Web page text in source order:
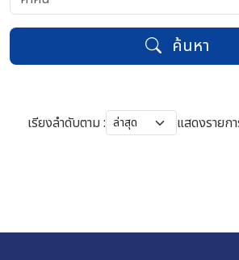
ค้นหา
เรียงลำดับตาม : แสดงรายก